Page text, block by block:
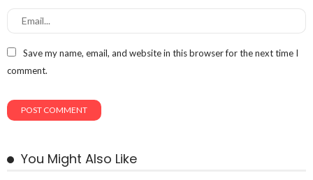
Save my name, email, and website in this browser for the next time I
comment.
You Might Also Like